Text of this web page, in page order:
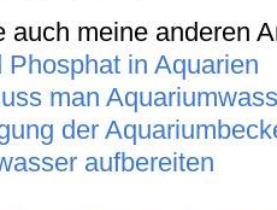
auch meine anderen
Phosphat in Aquarien
man
der
aufbereiten